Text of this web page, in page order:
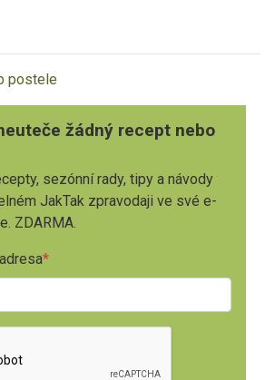
postele
žádný recept nebo
sezónní rady, tipy a návody
JakTak zpravodaji ve své e-
ZDARMA.